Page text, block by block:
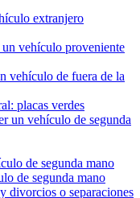
extranjero
vehículo proveniente
vehículo de fuera de la
placas verdes
un vehículo de segunda
de segunda mano
de segunda mano
divorcios o separaciones